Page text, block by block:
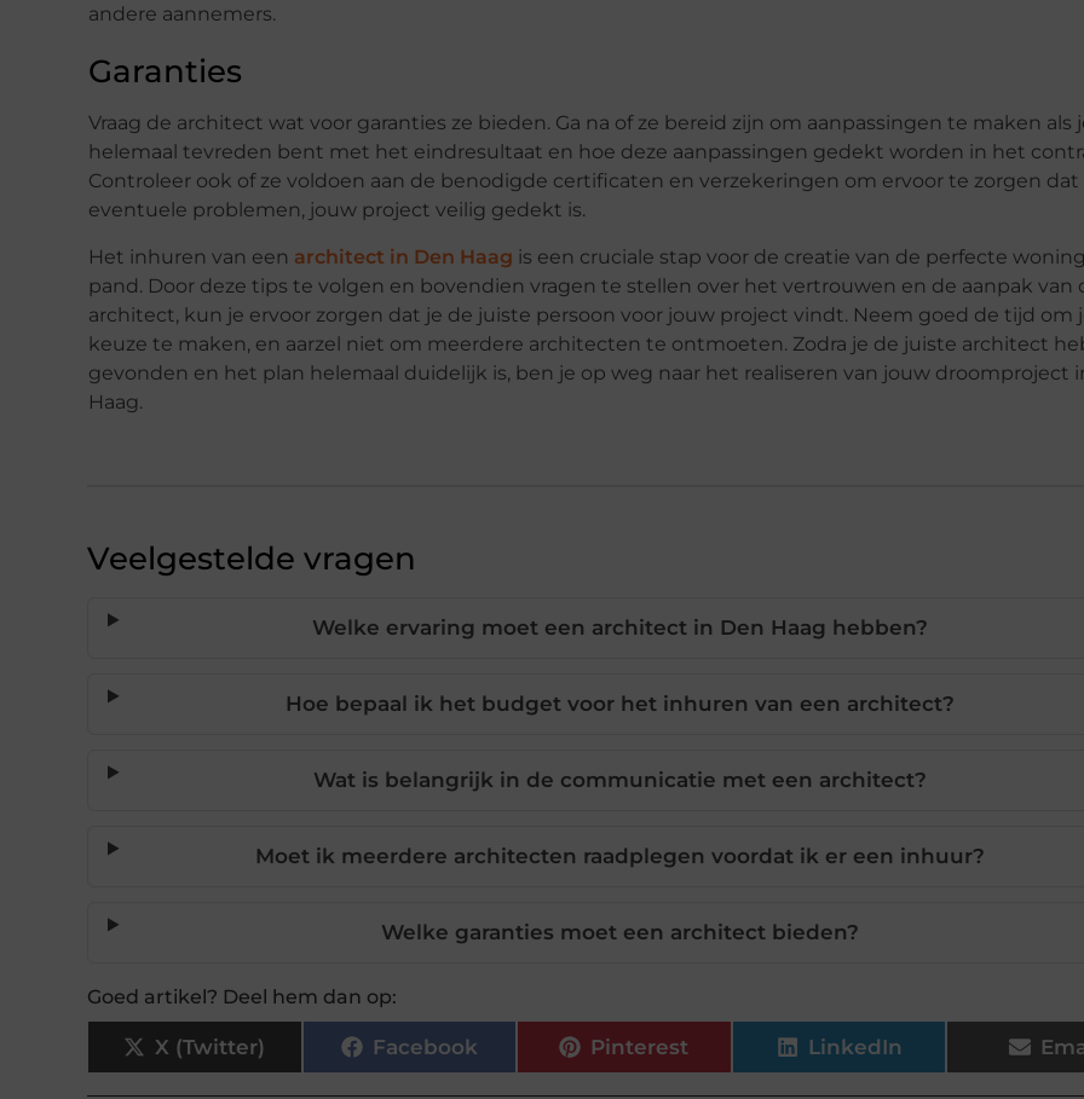
andere aannemers.
Garanties
Vraag de architect wat voor garanties ze bieden. Ga na of ze bereid zijn om aanpassingen te maken als
helemaal tevreden bent met het eindresultaat en hoe deze aanpassingen gedekt worden in het
Controleer ook of ze voldoen aan de benodigde certificaten en verzekeringen om ervoor te zorgen dat
eventuele problemen, jouw project veilig gedekt is.
Het inhuren van een architect in Den Haag is een cruciale stap voor de creatie van de perfecte
pand. Door deze tips te volgen en bovendien vragen te stellen over het vertrouwen en de aanpak van
architect, kun je ervoor zorgen dat je de juiste persoon voor jouw project vindt. Neem goed de tijd om
keuze te maken, en aarzel niet om meerdere architecten te ontmoeten. Zodra je de juiste architect
gevonden en het plan helemaal duidelijk is, ben je op weg naar het realiseren van jouw droomproject
Haag.
Veelgestelde vragen
Welke ervaring moet een architect in Den Haag hebben?
Hoe bepaal ik het budget voor het inhuren van een architect?
Wat is belangrijk in de communicatie met een architect?
Moet ik meerdere architecten raadplegen voordat ik er een inhuur?
Welke garanties moet een architect bieden?
Goed artikel? Deel hem dan op:
X (Twitter) Facebook Pinterest LinkedIn